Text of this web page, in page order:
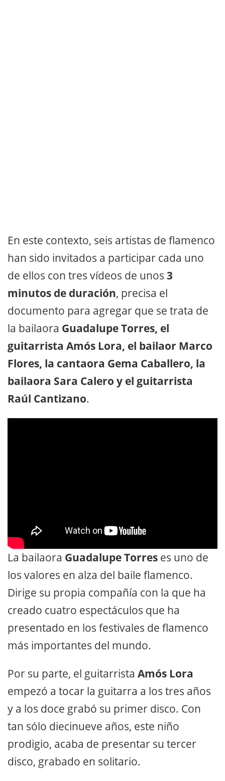
En este contexto, seis artistas de flamenco
han sido invitados a participar cada uno
de ellos con tres vídeos de unos 3
minutos de duración, precisa el
documento para agregar que se trata de
la bailaora Guadalupe Torres, el
guitarrista Amós Lora, el bailaor Marco
Flores, la cantaora Gema Caballero, la
bailaora Sara Calero y el guitarrista
Raúl Cantizano.
La bailaora Guadalupe Torres es uno de
los valores en alza del baile flamenco.
Dirige su propia compañía con la que ha
creado cuatro espectáculos que ha
presentado en los festivales de flamenco
más importantes del mundo.
Por su parte, el guitarrista Amós Lora
empezó a tocar la guitarra a los tres años
y a los doce grabó su primer disco. Con
tan sólo diecinueve años, este niño
prodigio, acaba de presentar su tercer
disco, grabado en solitario.